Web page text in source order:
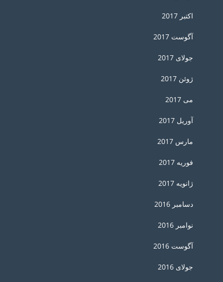
اکتبر 2017
آگوست 2017
جولای 2017
ژوئن 2017
می 2017
آوریل 2017
مارس 2017
فوریه 2017
ژانویه 2017
دسامبر 2016
نوامبر 2016
آگوست 2016
جولای 2016